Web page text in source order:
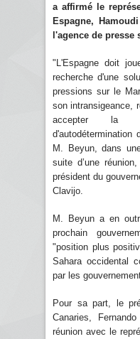
a affirmé le
Espagne,
l'agence de presse
"L'Espagne doit
recherche d'une
pressions sur le
son intransigeance,
accepter la
d'autodétermination
M. Beyun, dans
suite d’une
président du
Clavijo.
M. Beyun a en
prochain
"position plus
Sahara occidental
par les
Pour sa part, le
Canaries,
réunion avec le